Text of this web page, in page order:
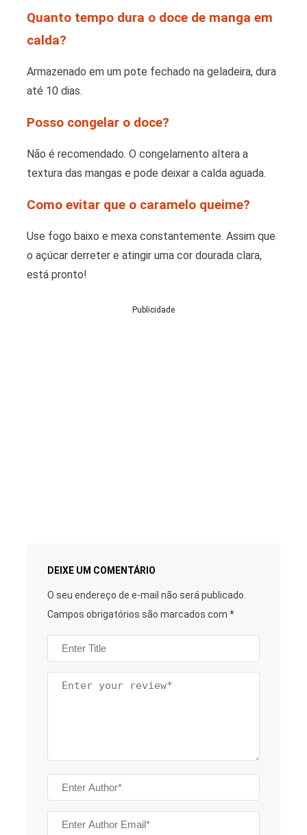
Quanto tempo dura o doce de manga em
calda?
Armazenado em um pote fechado na geladeira, dura
até 10 dias.
Posso congelar o doce?
Não é recomendado. O congelamento altera a
textura das mangas e pode deixar a calda aguada.
Como evitar que o caramelo queime?
Use fogo baixo e mexa constantemente. Assim que
o açúcar derreter e atingir uma cor dourada clara,
está pronto!
Publicidade
DEIXE UM COMENTÁRIO
O seu endereço de e-mail não será publicado.
Campos obrigatórios são marcados com *